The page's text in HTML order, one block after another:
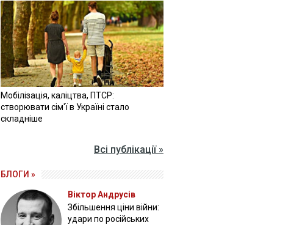
Мобілізація, каліцтва, ПТСР:
створювати сім'ї в Україні стало
складніше
Всі публікації »
БЛОГИ »
Віктор Андрусів
Збільшення ціни війни:
удари по російських